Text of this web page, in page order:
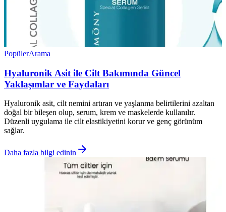
PopülerArama
Hyaluronik Asit ile Cilt Bakımında Güncel
Yaklaşımlar ve Faydaları
Hyaluronik asit, cilt nemini artıran ve yaşlanma belirtilerini azaltan
doğal bir bileşen olup, serum, krem ve maskelerde kullanılır.
Düzenli uygulama ile cilt elastikiyetini korur ve genç görünüm
sağlar.
Daha fazla bilgi edinin